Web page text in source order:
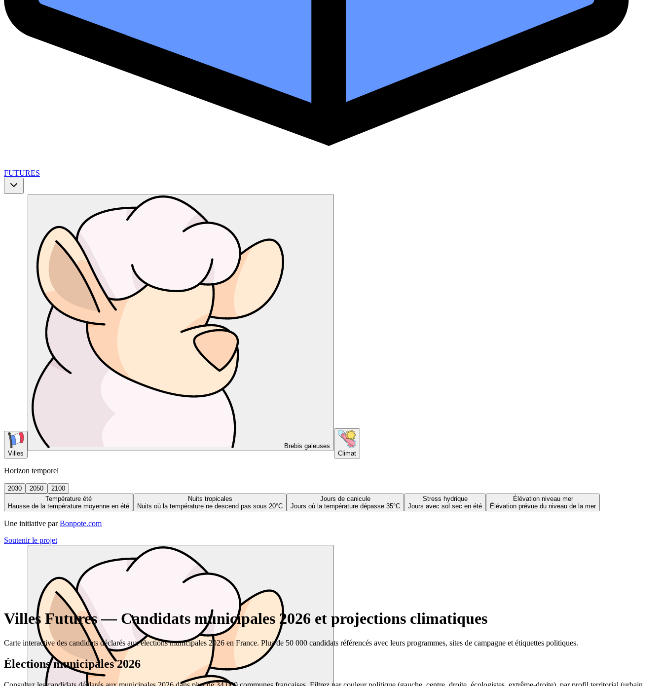
FUTURES
Villes
Brebis galeuses
Climat
Horizon temporel
2030 2050
2100
Température été
Hausse de la température moyenne en été
Nuits tropicales
Nuits où la température ne descend pas sous 20°C
Jours de canicule
Jours où la température dépasse 35°C
Stress hydrique
Jours avec sol sec en été
Élévation niveau mer
Élévation prévue du niveau de la mer
Une initiative par Bonpote.com
Soutenir le projet
Villes Futures — Candidats municipales 2026 et projections climatiques
Carte interactive des candidats déclarés aux élections municipales 2026 en France. Plus de 50 000 candidats référencés avec leurs programmes, sites de campagne et étiquettes politiques.
Élections municipales 2026